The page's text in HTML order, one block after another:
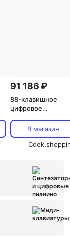
91 186 ₽
88-клавишное
цифровое
Roland FP-30X
В магазин